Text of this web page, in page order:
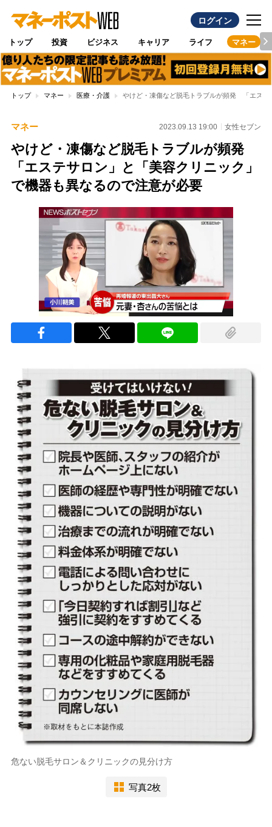
ログイン
トップ 投資 ビジネス キャリア ライフ マネー
トップ マネー 医療・介護 やけど・凍傷など脱毛トラブルが頻発 「エステ
マネー 2023.09.13 19:00 女性セブン
やけど・凍傷など脱毛トラブルが頻発
「エステサロン」と「美容クリニック」
で機器も異なるので注意が必要
危ない脱毛サロン＆クリニックの見分け方
写真2枚